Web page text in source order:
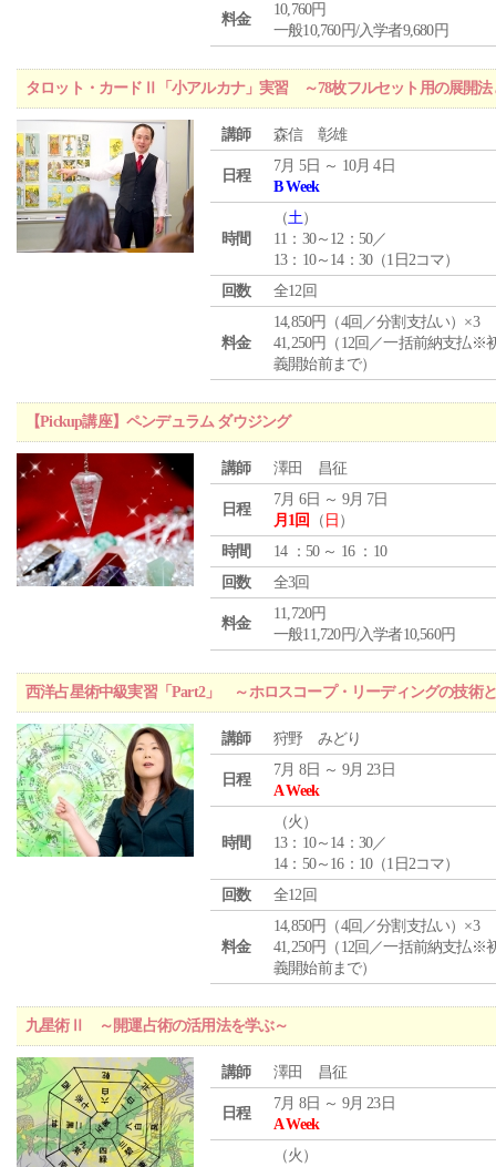
料金
10,760円
一般10,760円/入学者9,680円
タロット・カードⅡ「小アルカナ」実習 ～78枚フルセット用の展開法
講師 森信 彰雄
日程
7月 5日 ～ 10月 4日
B Week
時間
（土）
11：30～12：50／
13：10～14：30（1日2コマ）
回数
全12回
料金
14,850円（4回／分割支払い）×3
41,250円（12回／一括前納支払※
義開始前まで）
【Pickup講座】ペンデュラム ダウジング
講師 澤田 昌征
日程
7月 6日 ～ 9月 7日
月1回
（ 日 ）
時間
14 ：50 ～ 16 ：10
回数
全3回
料金
11,720円
一般11,720円/入学者10,560円
西洋占星術中級実習「Part2」 ～ホロスコープ・リーディングの技術
講師 狩野 みどり
日程
7月 8日 ～ 9月 23日
A Week
時間
（火 ）
13：10～14：30／
14：50～16：10（1日2コマ）
回数
全12回
料金
14,850円（4回／分割支払い）×3
41,250円（12回／一括前納支払※
義開始前まで）
九星術Ⅱ ～開運占術の活用法を学ぶ～
講師 澤田 昌征
日程
7月 8日 ～ 9月 23日
A Week
（火 ）